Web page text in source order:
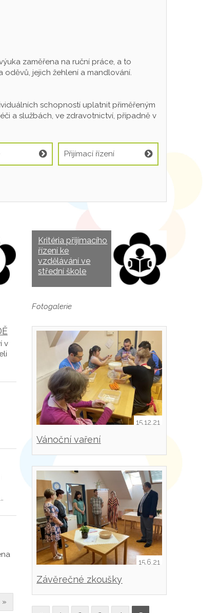
zaměřena na ruční práce, a to
jejich žehlení a mandlování.
schopností uplatnit přiměřeným
a službách, ve zdravotnictví, případně v
Přijímací řízení
Kritéria přijímacího
řízení ke
vzdělávání ve
střední škole
v
»
Fotogalerie
15.12.21
Vánoční vaření
15.6.21
Závěrečné zkoušky